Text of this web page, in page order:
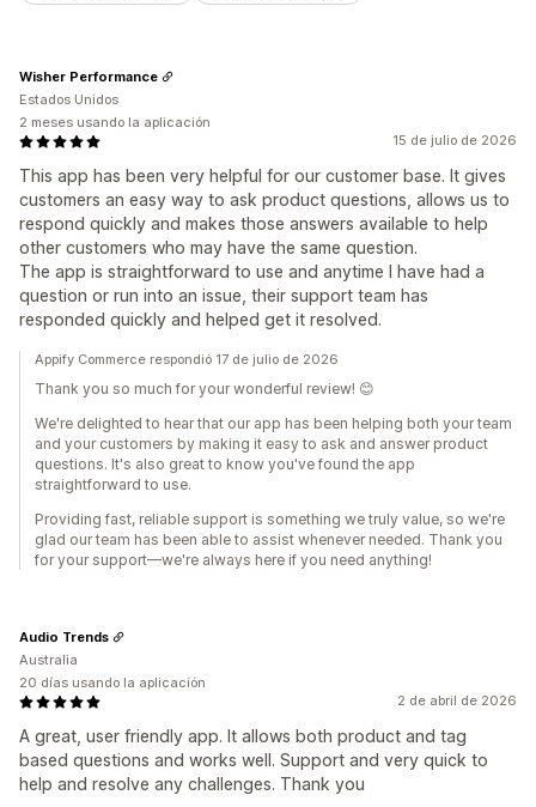
15 de julio de 2026
This app has been very helpful for our customer base. It gives
customers an easy way to ask product questions, allows us to
respond quickly and makes those answers available to help
other customers who may have the same question.
The app is straightforward to use and anytime I have had a
question or run into an issue, their support team has
responded quickly and helped get it resolved.
Wisher Performance
Estados Unidos
2 meses usando la aplicación
Appify Commerce respondió 17 de julio de 2026
Thank you so much for your wonderful review! 😊
We're delighted to hear that our app has been helping both your team
and your customers by making it easy to ask and answer product
questions. It's also great to know you've found the app
straightforward to use.
Providing fast, reliable support is something we truly value, so we're
glad our team has been able to assist whenever needed. Thank you
for your support—we're always here if you need anything!
2 de abril de 2026
A great, user friendly app. It allows both product and tag
based questions and works well. Support and very quick to
help and resolve any challenges. Thank you
Audio Trends
Australia
20 días usando la aplicación